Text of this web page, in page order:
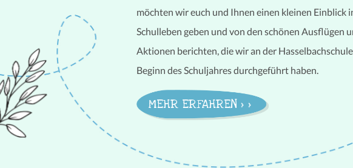
möchten wir euch und Ihnen einen kleinen Einblick
Schulleben geben und von den schönen Ausflügen
Aktionen berichten, die wir an der
Beginn des Schuljahres durchgeführt haben.
MEHR ERFAHREN >